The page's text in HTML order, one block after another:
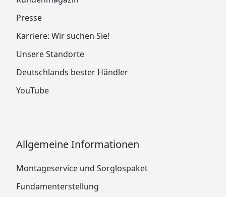
Presse
Karriere: Wir suchen Sie!
Unsere Standorte
Deutschlands bester Händler
YouTube
Allgemeine Informationen
Montageservice und Sorglospaket
Fundamenterstellung